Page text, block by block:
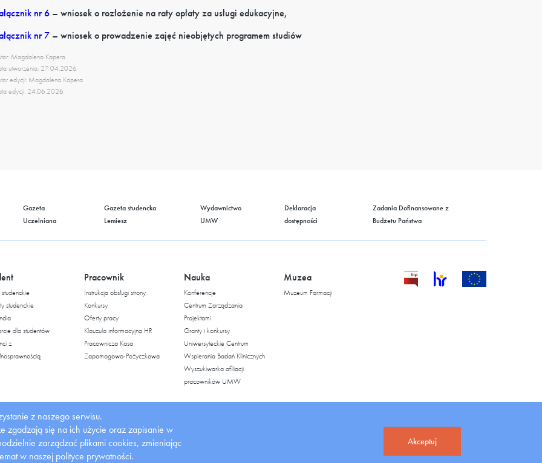
nr 6– wniosek o rozłożenie na raty opłaty za usługi edukacyjne,
nr 7– wniosek o prowadzenie zajęć nieobjętych programem studiów
Magdalena Kapera
utworzenia: 27.04.2026
edycji: Magdalena Kapera
edycji: 24.06.2026
Gazeta
Uczelniana
Gazeta studencka
Lemiesz
Wydawnictwo
UMW
Deklaracja
dostępności
Zadania Dofinansowane z
Budżetu Państwa
studenckie
dla studentów
z
Pracownik
Instrukcja obsługi strony
Konkursy
Oferty pracy
Klauzula informacyjna HR
Pracownicza Kasa
Zapomogowo-Pożyczkowa
Nauka
Konferencje
Centrum Zarządzania
Projektami
Granty i konkursy
Uniwersyteckie Centrum
Wspierania Badań Klinicznych
Wyszukiwarka afiliacji
pracowników UMW
Muzea
Muzeum Farmacji
z naszego serwisu.
zgadzają się na ich użycie oraz zapisanie w
zarządzać plikami cookies, zmieniając
w naszej polityce prywatności.
Akceptuj